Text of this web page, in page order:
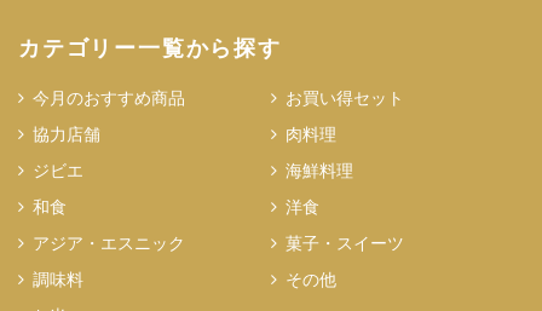
カテゴリー一覧から探す
今月のおすすめ商品
お買い得セット
協力店舗
肉料理
ジビエ
海鮮料理
和食
洋食
アジア・エスニック
菓子・スイーツ
調味料
その他